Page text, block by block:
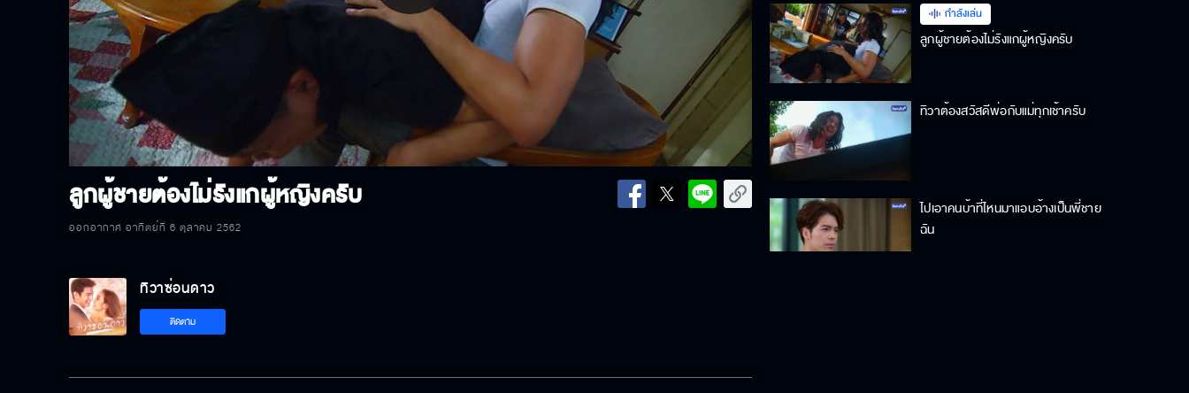
Video
ลูกผู้ชายต้องไม่รังแกผู้หญิงครับ
ออกอากาศ อาทิตย์ที่ 6 ตุลาคม 2562
กำลังเล่น
ลูกผู้ชายต้องไม่รังแกผู้หญิงครับ
ทิวาต้องสวัสดีพ่อกับแม่ทุกเช้าครับ
ไปเอาคนบ้าที่ไหนมาแอบอ้างเป็นพี่ชาย
ฉัน
ทิวาซ่อนดาว
ติดตาม